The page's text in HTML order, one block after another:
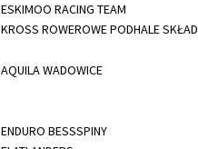
ESKIMOO RACING TEAM
KROSS ROWEROWE PODHALE SKŁAD
AQUILA WADOWICE
ENDURO BESSSPINY